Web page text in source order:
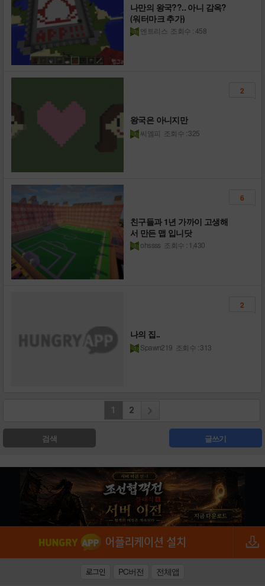
나만의 왕국??.. 아니 감옥?
(워터마크 추가)
엔트리스 조회수 : 458
왕국은 아니지만
씨엠피 조회수 : 325
2
친구들과 1년 가까이 고생해
서 만든 맵 입니닷
ohssss 조회수 : 1,430
6
나의 집..
Spawn219 조회수 : 313
2
1 2
검색 글쓰기
로그인 PC버전 전체앱